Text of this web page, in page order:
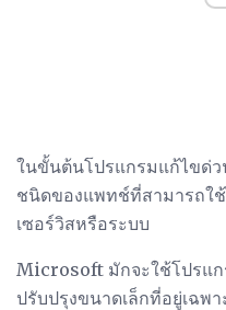
ในขั้นต้นโปรแกรมแก้ไขด่ว
ชนิดของแพทช์ที่สามารถใ
เซอร์วิสหรือระบบ
Microsoft มักจะใช้โปรแก
ปรับปรุงขนาดเล็กที่อยู่เฉพ